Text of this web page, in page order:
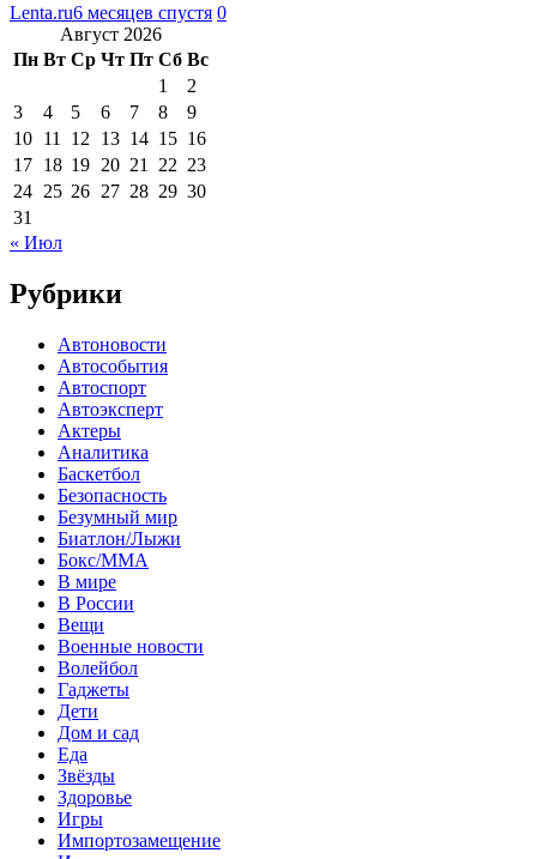
Lenta.ru6 месяцев спустя 0
Август 2026
Пн Вт Ср Чт Пт Сб Вс
1
2
3
4 5 6 7 8
9
10 11 12 13 14 15 16
17 18 19 20 21 22 23
24 25 26 27 28 29 30
31
« Июл
Рубрики
Автоновости
Автособытия
Автоспорт
Автоэксперт
Актеры
Аналитика
Баскетбол
Безопасность
Безумный мир
Биатлон/Лыжи
Бокс/MMA
В мире
В России
Вещи
Военные новости
Волейбол
Гаджеты
Дети
Дом и сад
Еда
Звёзды
Здоровье
Игры
Импортозамещение